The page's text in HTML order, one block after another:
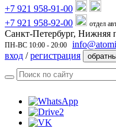
+7 921 958-91-00
+7 921 958-92-00
отдел
Санкт-Петербург, Нижняя
ПН-ВС 10:00 - 20:00
вход /регистрация